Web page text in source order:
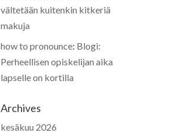
vältetään kuitenkin kitkeriä
makuja
how to pronounce: Blogi:
Perheellisen opiskelijan aika
lapselle on kortilla
Archives
kesäkuu 2026